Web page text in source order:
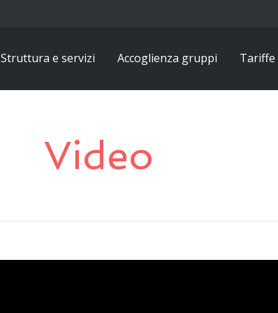
Struttura e servizi Accoglienza gruppi Tariffe
Video